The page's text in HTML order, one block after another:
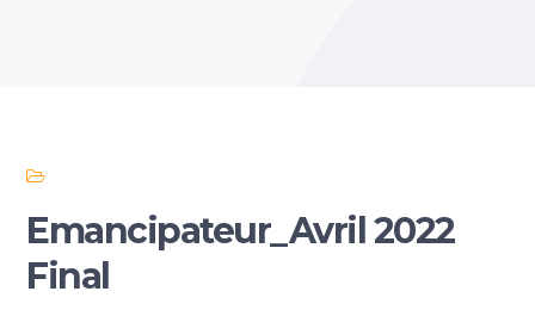
Emancipateur_Avril 2022
Final